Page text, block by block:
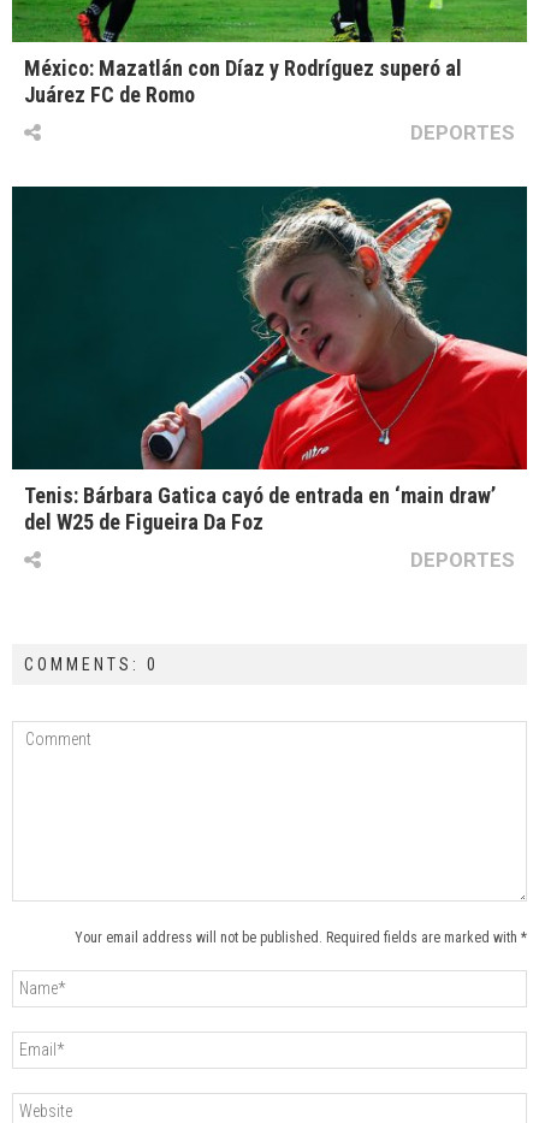
México: Mazatlán con Díaz y Rodríguez superó al
Juárez FC de Romo
DEPORTES
Tenis: Bárbara Gatica cayó de entrada en ‘main draw’
del W25 de Figueira Da Foz
DEPORTES
COMMENTS: 0
Your email address will not be published. Required fields are marked with *